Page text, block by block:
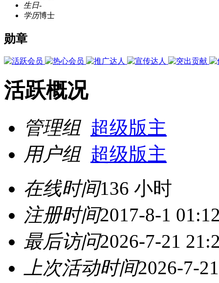
生日-
学历博士
勋章
活跃概况
管理组 超级版主
用户组 超级版主
在线时间136 小时
注册时间2017-8-1
最后访问2026-7-21
上次活动时间2026-7-